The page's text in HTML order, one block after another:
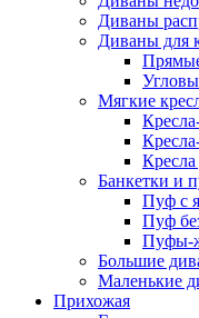
Диваны
Диваны для
Мягкие
Банкетки и
Пуф с
Пуф
Пуфы-
Большие
Маленькие
Прихожая